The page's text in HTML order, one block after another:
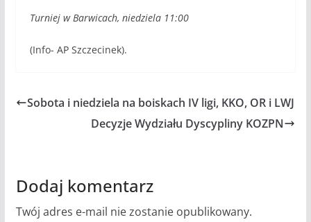
Turniej w Barwicach, niedziela 11:00
(Info- AP Szczecinek).
Sobota i niedziela na boiskach IV ligi, KKO, OR i LWJ
Decyzje Wydziału Dyscypliny KOZPN
Dodaj komentarz
Twój adres e-mail nie zostanie opublikowany.